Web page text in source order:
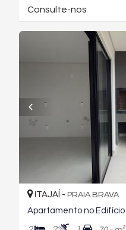
Consulte-nos
ITAJAÍ - PRAIA BRAVA